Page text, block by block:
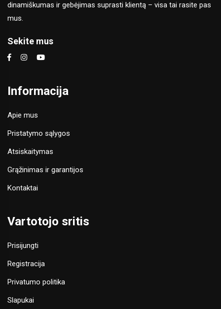
dinamiškumas ir gebėjimas suprasti klientą – visa tai rasite pas
mus.
Sekite mus
Informacija
Apie mus
Pristatymo sąlygos
Atsiskaitymas
Grąžinimas ir garantijos
Kontaktai
Vartotojo sritis
Prisijungti
Registracija
Privatumo politika
Slapukai